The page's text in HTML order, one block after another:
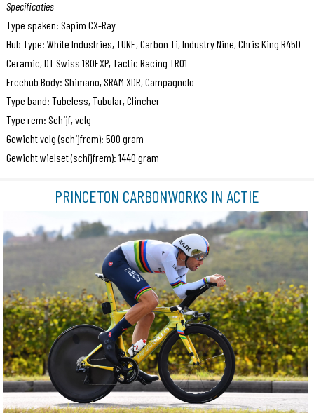
Specificaties
Type spaken: Sapim CX-Ray
Hub Type: White Industries, TUNE, Carbon Ti, Industry Nine, Chris King R45D
Ceramic, DT Swiss 180EXP, Tactic Racing TR01
Freehub Body: Shimano, SRAM XDR, Campagnolo
Type band: Tubeless, Tubular, Clincher
Type rem: Schijf, velg
Gewicht velg (schijfrem): 500 gram
Gewicht wielset (schijfrem): 1440 gram
PRINCETON CARBONWORKS IN ACTIE